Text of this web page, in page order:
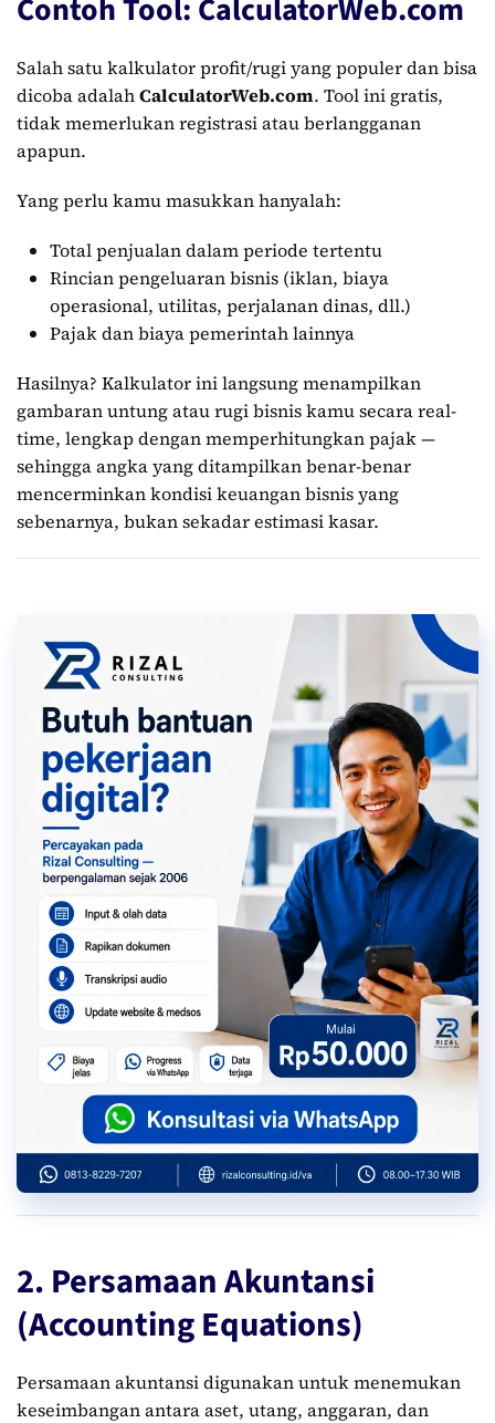
Contoh Tool: CalculatorWeb.com
Salah satu kalkulator profit/rugi yang populer dan bisa
dicoba adalahCalculatorWeb.com. Tool ini gratis,
tidak memerlukan registrasi atau berlangganan
apapun.
Yang perlu kamu masukkan hanyalah:
Total penjualan dalam periode tertentu
Rincian pengeluaran bisnis (iklan, biaya
operasional, utilitas, perjalanan dinas, dll.)
Pajak dan biaya pemerintah lainnya
Hasilnya? Kalkulator ini langsung menampilkan
gambaran untung atau rugi bisnis kamu secara real-
time, lengkap dengan memperhitungkan pajak —
sehingga angka yang ditampilkan benar-benar
mencerminkan kondisi keuangan bisnis yang
sebenarnya, bukan sekadar estimasi kasar.
2. Persamaan Akuntansi
(Accounting Equations)
Persamaan akuntansi digunakan untuk menemukan
keseimbangan antara aset, utang, anggaran, dan